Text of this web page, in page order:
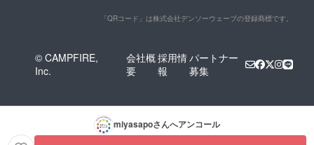
「QRコード」は株式会社デンソーウェーブの登録商標です。
© CAMPFIRE,
Inc.
会社概
要
採用情
報
パートナー
募集
miyasapoさんへアンコール